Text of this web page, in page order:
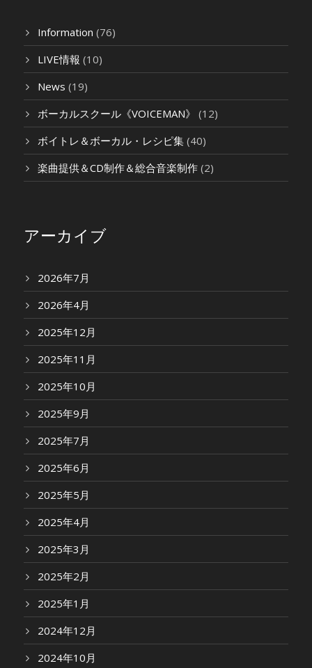
Information (76)
LIVE情報 (10)
News (19)
ボーカルスクール《VOICEMAN》 (12)
ボイトレ＆ボーカル・レシピ集 (40)
楽曲提供＆CD制作＆総合音楽制作 (2)
アーカイブ
2026年7月
2026年4月
2025年12月
2025年11月
2025年10月
2025年9月
2025年7月
2025年6月
2025年5月
2025年4月
2025年3月
2025年2月
2025年1月
2024年12月
2024年10月